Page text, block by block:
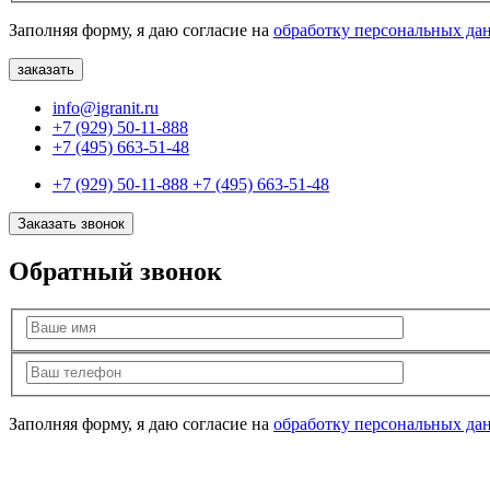
Заполняя форму, я даю согласие на обработку персональных
info@igranit.ru
+7 (929) 50-11-888
+7 (495) 663-51-48
+7 (929) 50-11-888 +7 (495) 663-51-48
Заказать звонок
Обратный звонок
Заполняя форму, я даю согласие на обработку персональных